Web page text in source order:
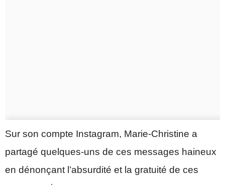
Sur son compte Instagram, Marie-Christine a
partagé quelques-uns de ces messages haineux
en dénonçant l’absurdité et la gratuité de ces